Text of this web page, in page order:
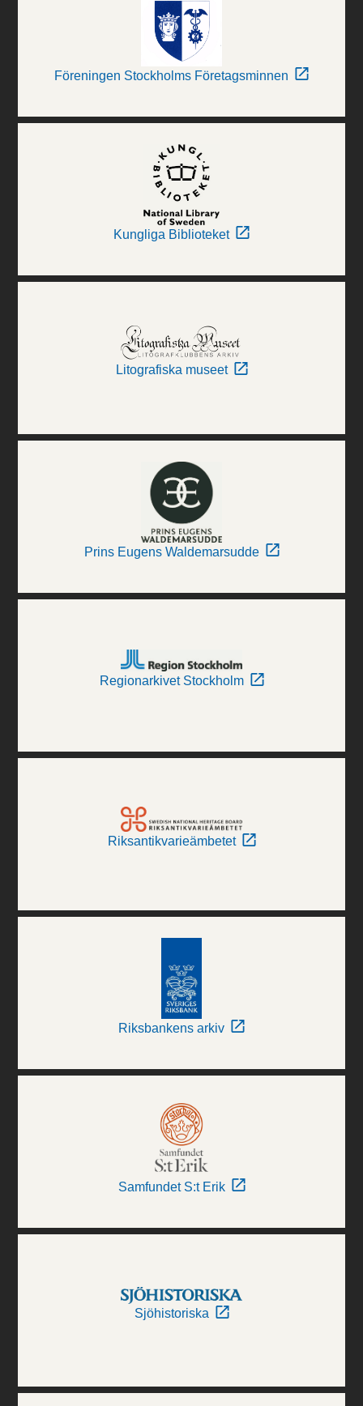
Föreningen Stockholms Företagsminnen
Kungliga Biblioteket
Litografiska museet
Prins Eugens Waldemarsudde
Regionarkivet Stockholm
Riksantikvarieämbetet
Riksbankens arkiv
Samfundet S:t Erik
Sjöhistoriska